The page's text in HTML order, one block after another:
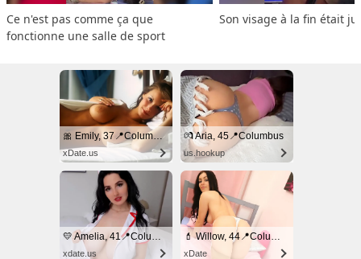
Ce n'est pas comme ça que
fonctionne une salle de sport
Son visage à la fin était